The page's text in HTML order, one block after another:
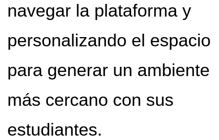
navegar la plataforma y
personalizando el espacio
para generar un ambiente
más cercano con sus
estudiantes.